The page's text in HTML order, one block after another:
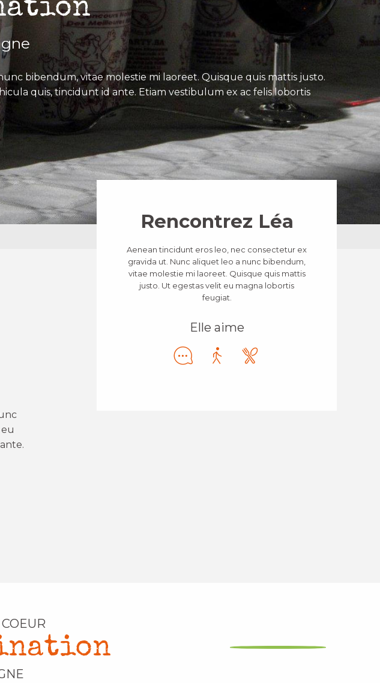
bibendum, vitae molestie mi laoreet. Quisque quis mattis justo.
quis, tincidunt id ante. Etiam vestibulum ex ac felis lobortis
Rencontrez Léa
Aenean tincidunt eros leo, nec consectetur ex
gravida ut. Nunc aliquet leo a nunc bibendum,
vitae molestie mi laoreet. Quisque quis mattis
justo. Ut egestas velit eu magna lobortis
feugiat.
Elle aime